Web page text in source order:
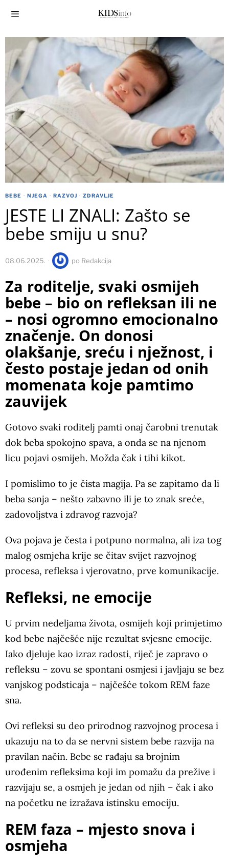
BEBE · NJEGA · RAZVOJ · ZDRAVLJE
JESTE LI ZNALI: Zašto se
bebe smiju u snu?
08.06.2025. po Redakcija
Za roditelje, svaki osmijeh
bebe – bio on refleksan ili ne
– nosi ogromno emocionalno
značenje. On donosi
olakšanje, sreću i nježnost, i
često postaje jedan od onih
momenata koje pamtimo
zauvijek
Gotovo svaki roditelj pamti onaj čarobni trenutak
dok beba spokojno spava, a onda se na njenom
licu pojavi osmijeh. Možda čak i tihi kikot.
I pomislimo to je čista magija. Pa se zapitamo da li
beba sanja – nešto zabavno ili je to znak sreće,
zadovoljstva i zdravog razvoja?
Ova pojava je česta i potpuno normalna, ali iza tog
malog osmjeha krije se čitav svijet razvojnog
procesa, refleksa i vjerovatno, prve komunikacije.
Refleksi, ne emocije
U prvim nedeljama života, osmijeh koji primjetimo
kod bebe najčešće nije rezultat svjesne emocije.
Iako djeluje kao izraz radosti, riječ je zapravo o
refleksu – zovu se spontani osmjesi i javljaju se bez
vanjskog podsticaja – najčešće tokom REM faze
sna.
Ovi refleksi su deo prirodnog razvojnog procesa i
ukazuju na to da se nervni sistem bebe razvija na
pravilan način. Bebe se rađaju sa brojnim
urođenim refleksima koji im pomažu da prežive i
razvijaju se, a osmjeh je jedan od njih – čak i ako
na početku ne izražava istinsku emociju.
REM faza – mjesto snova i
osmjeha